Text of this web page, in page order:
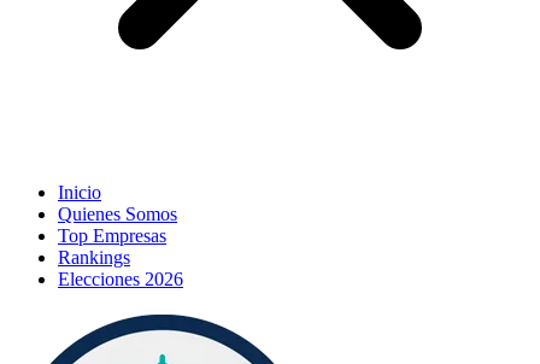
Inicio
Quienes Somos
Top Empresas
Rankings
Elecciones 2026